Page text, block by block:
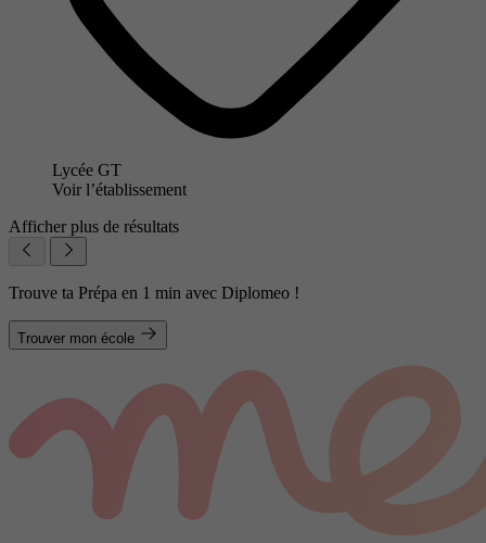
Lycée GT
Voir l’établissement
Afficher plus de résultats
Trouve ta Prépa en 1 min avec Diplomeo !
Trouver mon école